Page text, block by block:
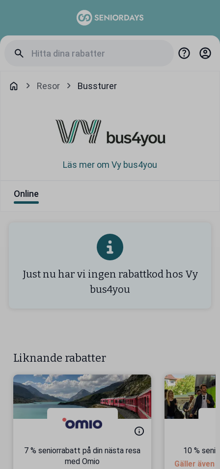
Resor Bussturer
Läs mer om Vy bus4you
Online
Just nu har vi ingen rabattkod hos Vy
bus4you
Liknande rabatter
7 % seniorrabatt på din nästa resa
med Omio
10 %
Gäller även